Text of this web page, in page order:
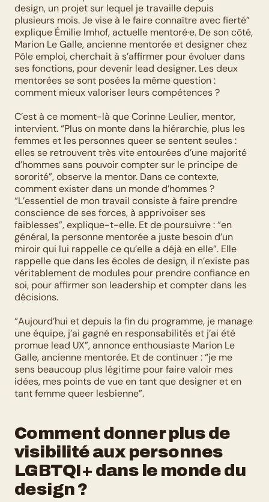
design, un projet sur lequel je travaille depuis
plusieurs mois. Je vise à le faire connaître avec fierté”
explique Émilie Imhof, actuelle mentoré·e. De son côté,
Marion Le Galle, ancienne mentorée et designer chez
Pôle emploi, cherchait à s’affirmer pour évoluer dans
ses fonctions, pour devenir lead designer. Les deux
mentorées se sont posées la même question :
comment mieux valoriser leurs compétences ?
C’est à ce moment-là que Corinne Leulier, mentor,
intervient. “Plus on monte dans la hiérarchie, plus les
femmes et les personnes queer se sentent seules :
elles se retrouvent très vite entourées d’une majorité
d’hommes sans pouvoir compter sur le principe de
sororité”, observe la mentor. Dans ce contexte,
comment exister dans un monde d’hommes ?
“L’essentiel de mon travail consiste à faire prendre
conscience de ses forces, à apprivoiser ses
faiblesses”, explique-t-elle. Et de poursuivre : “en
général, la personne mentorée a juste besoin d’un
miroir qui lui rappelle ce qu’elle a déjà en elle”. Elle
rappelle que dans les écoles de design, il n’existe pas
véritablement de modules pour prendre confiance en
soi, pour affirmer son leadership et compter dans les
décisions.
“Aujourd’hui et depuis la fin du programme, je manage
une équipe, j’ai gagné en responsabilités et j’ai été
promue lead UX”, annonce enthousiaste Marion Le
Galle, ancienne mentorée. Et de continuer : “je me
sens beaucoup plus légitime pour faire valoir mes
idées, mes points de vue en tant que designer et en
tant femme queer lesbienne”.
Comment donner plus de
visibilité aux personnes
LGBTQI+ dans le monde du
design ?